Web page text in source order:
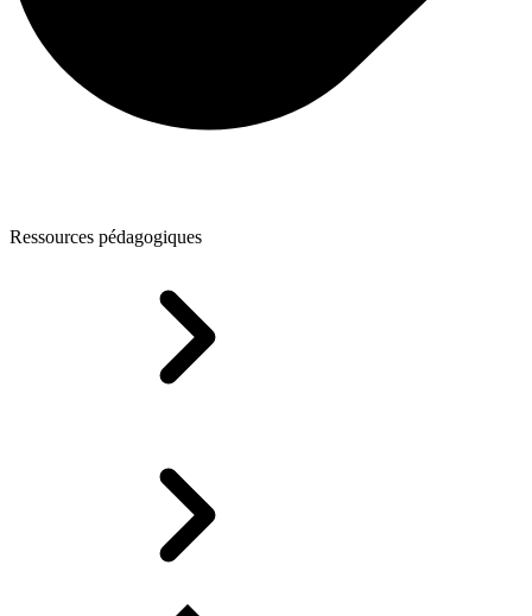
Ressources pédagogiques